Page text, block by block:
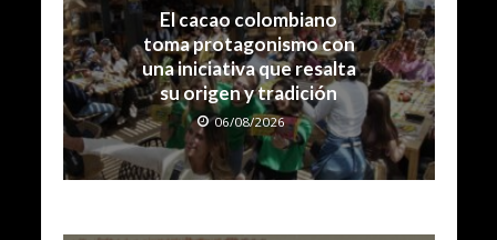
El cacao colombiano
toma protagonismo con
una iniciativa que resalta
su origen y tradición
06/08/2026